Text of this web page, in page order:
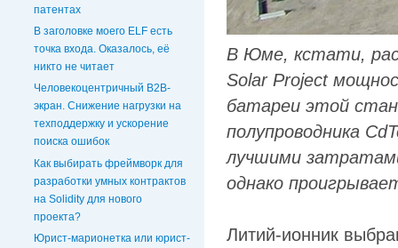
патентах
В заголовке моего ELF есть
точка входа. Оказалось, её
никто не читает
Человекоцентричный B2B-
экран. Снижение нагрузки на
техподдержку и ускорение
поиска ошибок
Как выбирать фреймворк для
разработки умных контрактов
на Solidity для нового
проекта?
Юрист-марионетка или юрист-
В Юме, кстати,
Solar Project
батареи этой
полупроводника
лучшими
однако
Литий-ионник